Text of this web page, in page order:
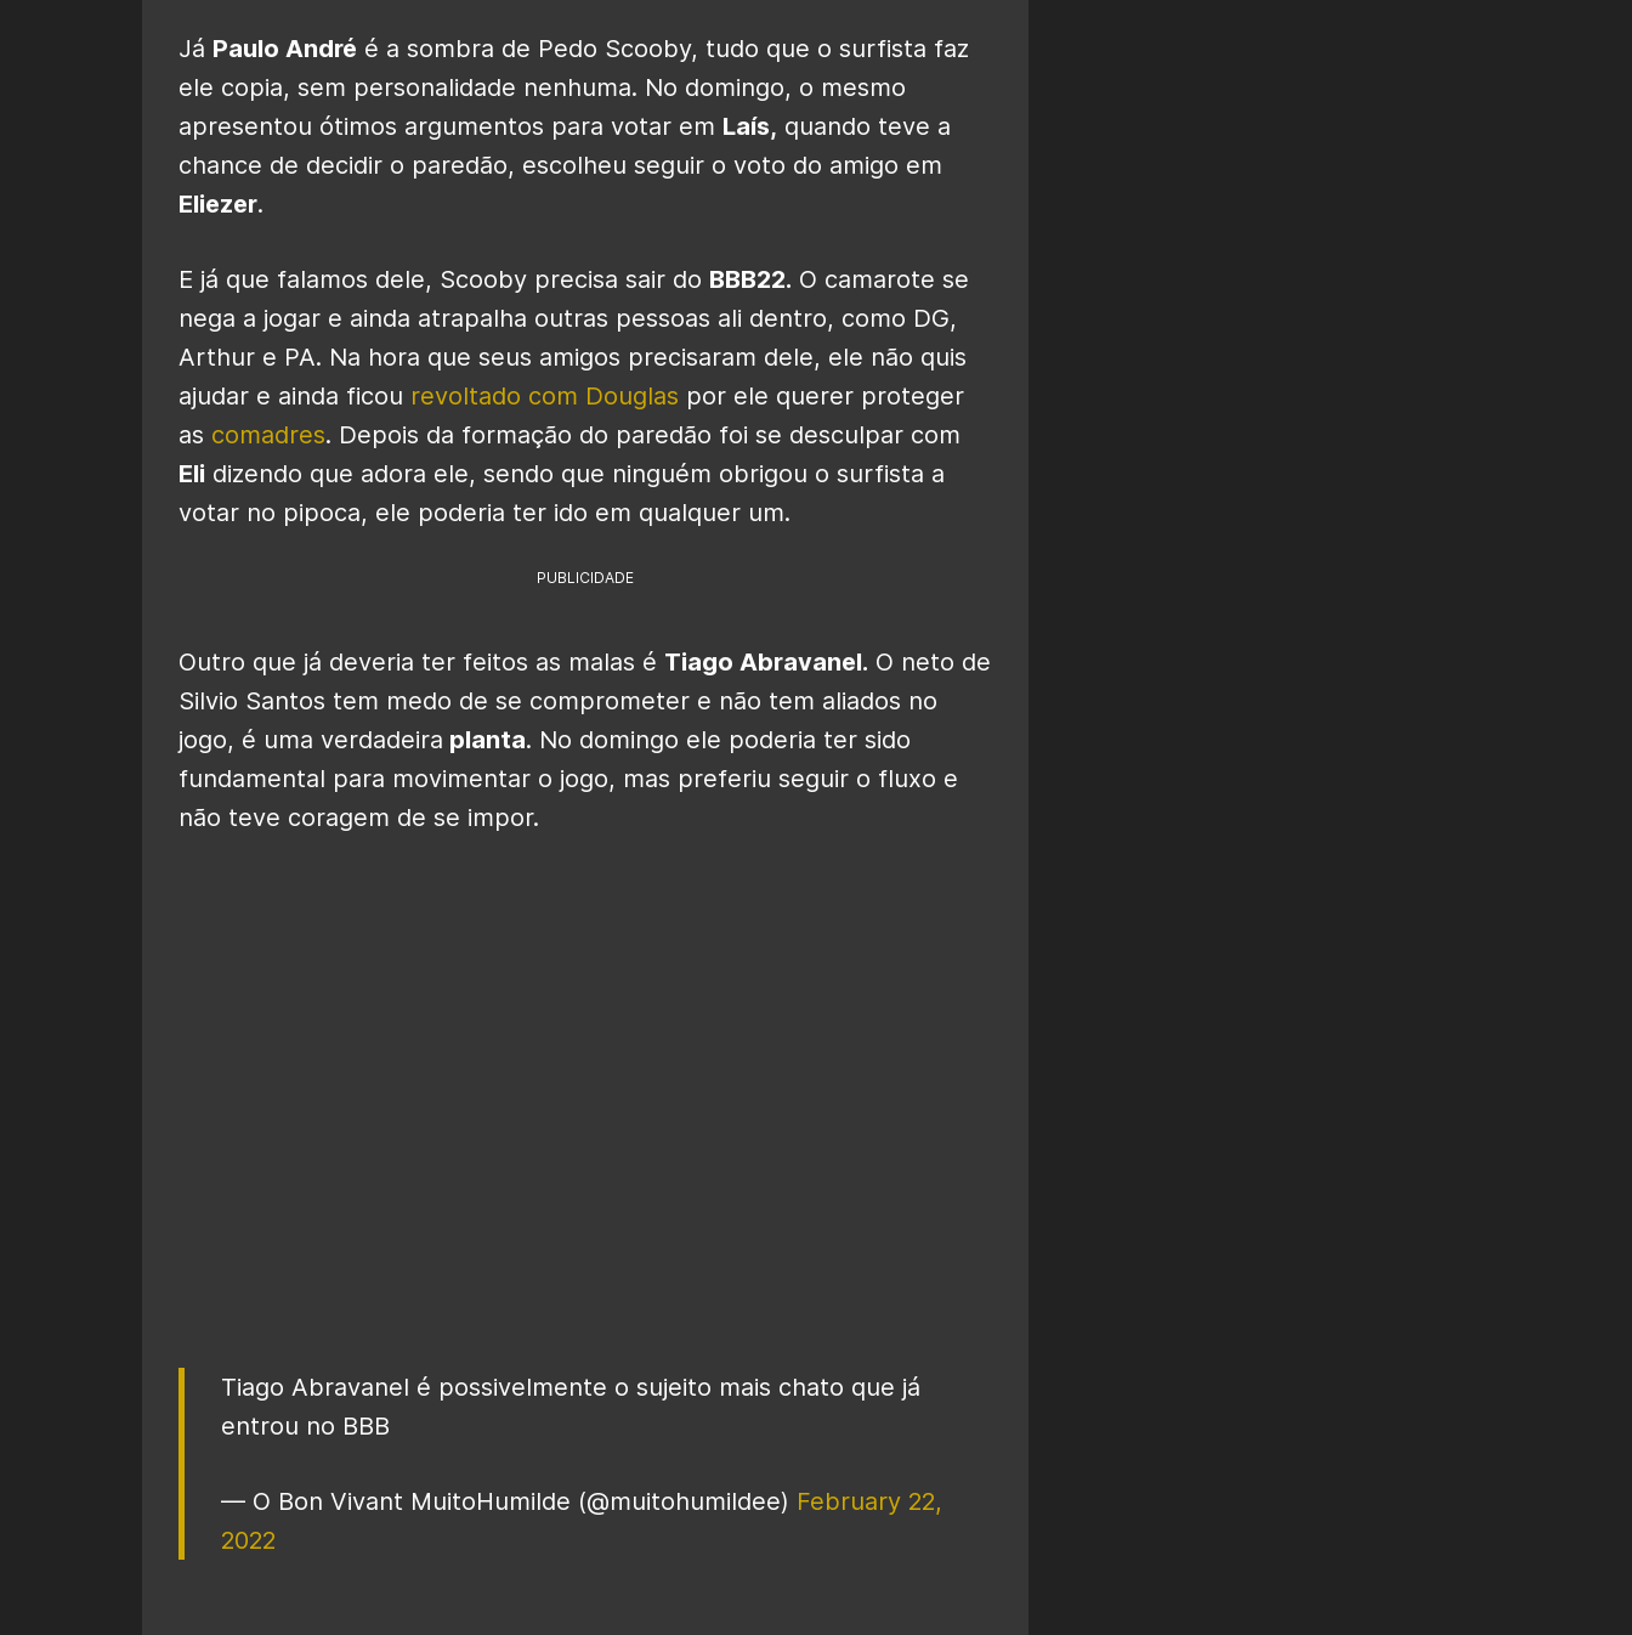
Já Paulo André é a sombra de Pedo Scooby, tudo que o surfista faz
ele copia, sem personalidade nenhuma. No domingo, o mesmo
apresentou ótimos argumentos para votar em Laís, quando teve a
chance de decidir o paredão, escolheu seguir o voto do amigo em
Eliezer.
E já que falamos dele, Scooby precisa sair do BBB22. O camarote se
nega a jogar e ainda atrapalha outras pessoas ali dentro, como DG,
Arthur e PA. Na hora que seus amigos precisaram dele, ele não quis
ajudar e ainda ficou revoltado com Douglas por ele querer proteger
as comadres. Depois da formação do paredão foi se desculpar com
Eli dizendo que adora ele, sendo que ninguém obrigou o surfista a
votar no pipoca, ele poderia ter ido em qualquer um.
PUBLICIDADE
Outro que já deveria ter feitos as malas é Tiago Abravanel. O neto de
Silvio Santos tem medo de se comprometer e não tem aliados no
jogo, é uma verdadeira planta. No domingo ele poderia ter sido
fundamental para movimentar o jogo, mas preferiu seguir o fluxo e
não teve coragem de se impor.
Tiago Abravanel é possivelmente o sujeito mais chato que já
entrou no BBB
— O Bon Vivant MuitoHumilde (@muitohumildee) February 22,
2022